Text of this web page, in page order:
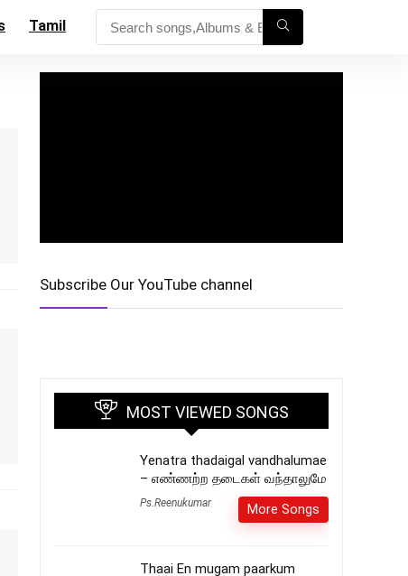
Tamil
Subscribe Our YouTube channel
MOST VIEWED SONGS
Yenatra thadaigal vandhalumae
– எண்ணற்ற தடைகள் வந்தாலுமே
Ps.Reenukumar More Songs
Thaai En mugam paarkum